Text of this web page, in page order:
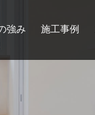
強み 施工事例